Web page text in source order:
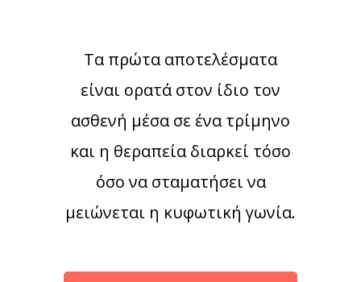
Τα πρώτα αποτελέσματα
είναι ορατά στον ίδιο τον
ασθενή μέσα σε ένα τρίμηνο
και η θεραπεία διαρκεί τόσο
όσο να σταματήσει να
μειώνεται η κυφωτική γωνία.